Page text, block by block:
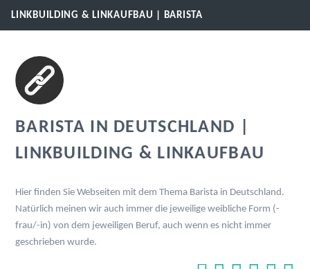
LINKBUILDING & LINKAUFBAU | BARISTA
BARISTA IN DEUTSCHLAND |
LINKBUILDING & LINKAUFBAU
Hier finden Sie Webseiten mit dem Thema Barista in Deutschland.
Natürlich meinen wir auch immer die jeweilige weibliche Form (-
frau/-in) von dem jeweiligen Beruf, auch wenn es nicht immer
geschrieben wurde.